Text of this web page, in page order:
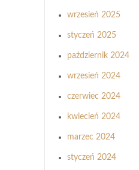
wrzesień 2025
styczeń 2025
październik 2024
wrzesień 2024
czerwiec 2024
kwiecień 2024
marzec 2024
styczeń 2024